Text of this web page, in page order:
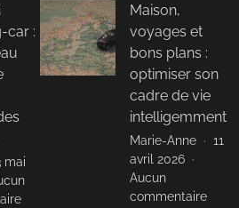
car :
mai
sur
Maison,
voyages et
bons plans :
optimiser son
cadre de vie
intelligemment
Marie-Anne
11
avril 2026
Aucun
commentairesur